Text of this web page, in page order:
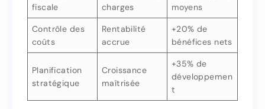
fiscale
charges
moyens
Contrôle des
coûts
Rentabilité
accrue
+20% de
bénéfices nets
Planification
stratégique
Croissance
maîtrisée
+35% de
développemen
t
Optimisation
fiscale
Réduction des
charges
-15% d’impôts
moyens
Contrôle des
Rentabilité
stratégique
Croissance
maîtrisée
+35% de